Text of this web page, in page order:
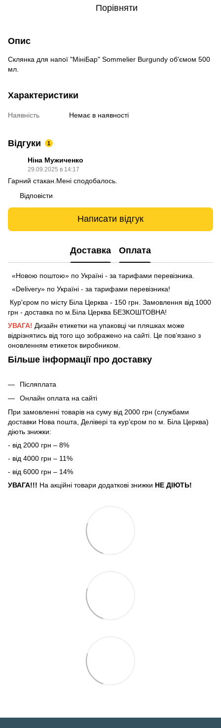
Порівняти
Опис
Склянка для напої "МініБар" Sommelier Burgundy об'ємом 500
мл.
Характеристики
Наявність Немає в наявності
Відгуки 1
Ніна Мужиченко
29.09.2025 в 14:17
Гарний стакан.Мені сподобалось.
Відповісти
Написати відгук
Доставка Оплата
«Новою поштою» по Україні - за тарифами перевізника.
«Delivery» по Україні - за тарифами перевізника!
Кур'єром по місту Біла Церква - 150 грн. Замовлення від 1000
грн - доставка по м.Біла Церква БЕЗКОШТОВНА!
УВАГА! Дизайн етикетки на упаковці чи пляшках може
відрізнятись від того що зображено на сайті. Це пов’язано з
оновленням етикеток виробником.
Більше інформації про доставку
Післяплата
Онлайн оплата на сайті
При замовленні товарів на суму від 2000 грн (службами
доставки Нова пошта, Делівері та кур’єром по м. Біла Церква)
діють знижки:
- від 2000 грн – 8%
- від 4000 грн – 11%
- від 6000 грн – 14%
УВАГА!!! На акційні товари додаткові знижки НЕ ДІЮТЬ!